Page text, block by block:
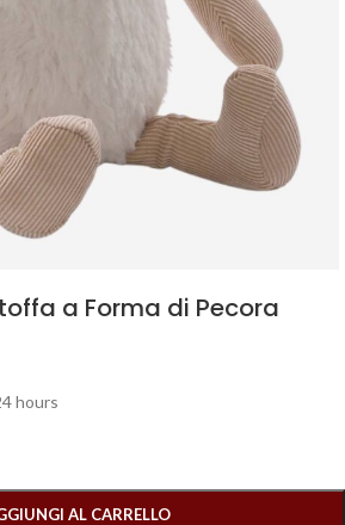
a Forma di Pecora
hours
AL CARRELLO